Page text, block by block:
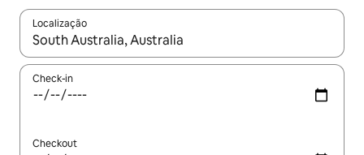
Localização
Quando os resultados estiverem disponíveis, explore-os
Check-in
Checkout